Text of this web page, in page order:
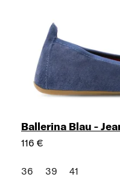
Ballerina Blau -
116 €
36 39 41